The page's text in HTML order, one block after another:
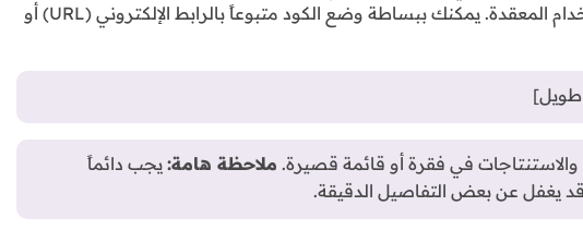
الأبحاث العلمية، الأخبار، أو حتى شروط الاستخدام المعقدة. يمكنك ببساطة وضع الكود متبوعاً بالرابط الإلكتروني (URL) أو
والاستنتاجات في فقرة أو قائمة قصيرة. ملاحظة هامة: يجب دائماً
قد يغفل عن بعض التفاصيل الدقيقة.